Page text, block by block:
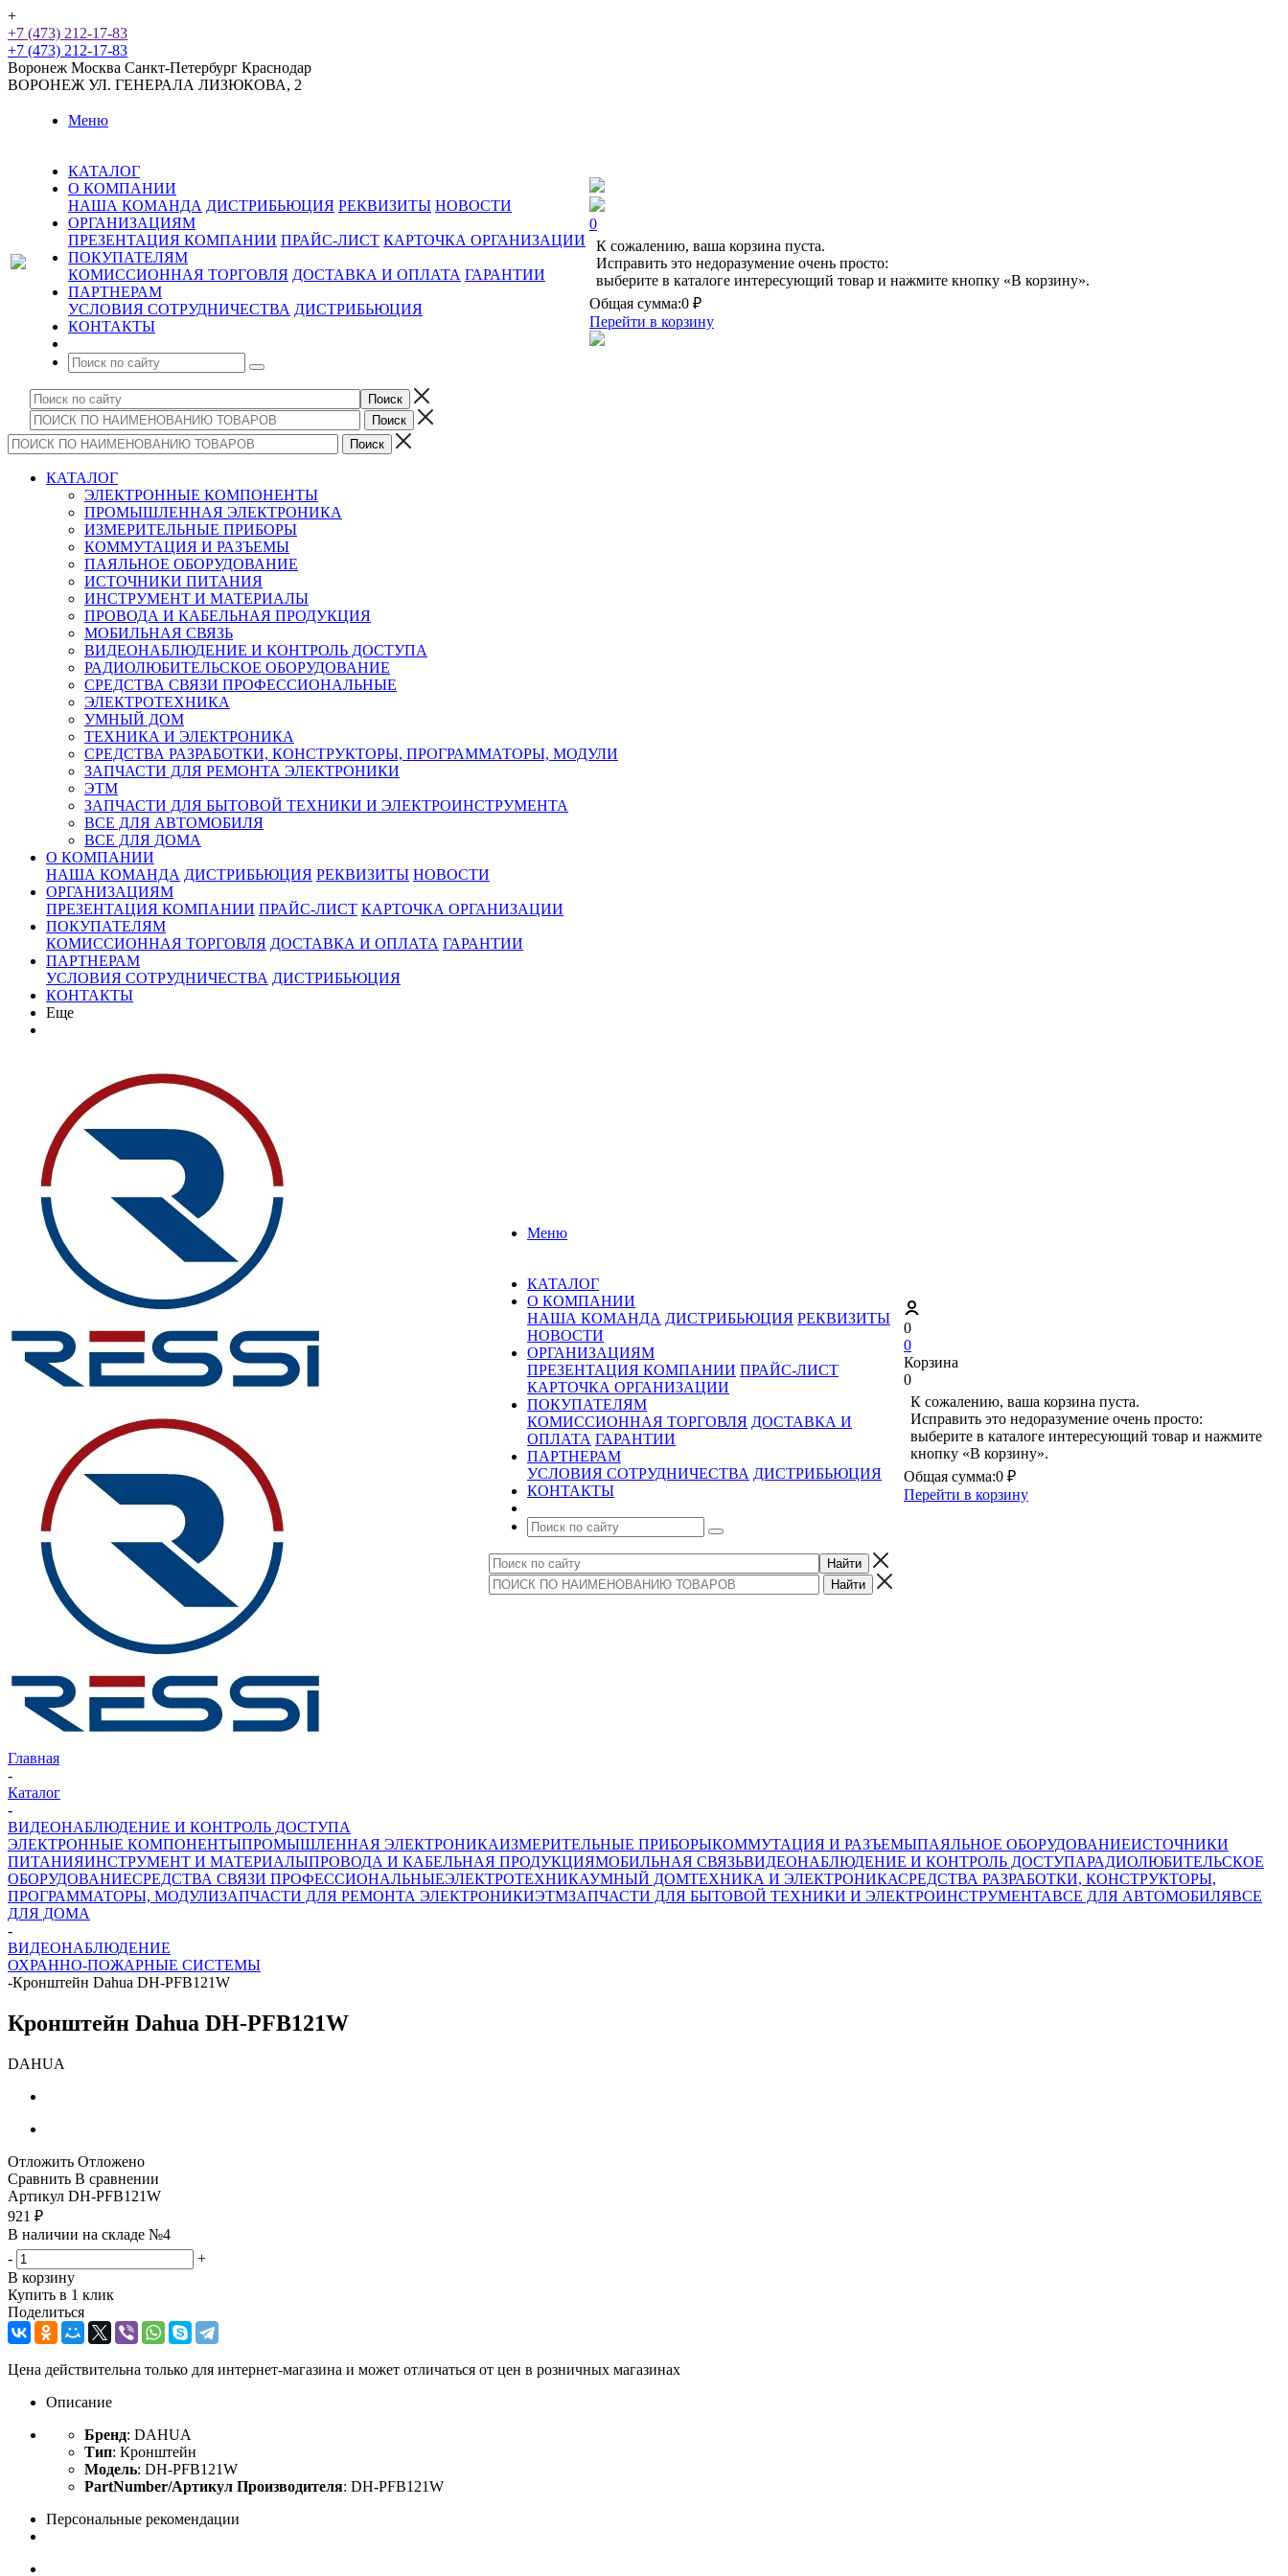
+
+7 (473) 212-17-83
+7 (473) 212-17-83
Воронеж Москва Санкт-Петербург Краснодар
ВОРОНЕЖ УЛ. ГЕНЕРАЛА ЛИЗЮКОВА, 2
Меню
КАТАЛОГ
О КОМПАНИИ
НАША КОМАНДА ДИСТРИБЬЮЦИЯ РЕКВИЗИТЫ НОВОСТИ
ОРГАНИЗАЦИЯМ
ПРЕЗЕНТАЦИЯ КОМПАНИИ ПРАЙС-ЛИСТ КАРТОЧКА ОРГАНИЗАЦИИ
ПОКУПАТЕЛЯМ
КОМИССИОННАЯ ТОРГОВЛЯ ДОСТАВКА И ОПЛАТА ГАРАНТИИ
ПАРТНЕРАМ
УСЛОВИЯ СОТРУДНИЧЕСТВА ДИСТРИБЬЮЦИЯ
КОНТАКТЫ
0
К сожалению, ваша корзина пуста.
Исправить это недоразумение очень просто:
выберите в каталоге интересующий товар и нажмите кнопку «В корзину».
Общая сумма:0 ₽
Перейти в корзину
КАТАЛОГ
ЭЛЕКТРОННЫЕ КОМПОНЕНТЫ
ПРОМЫШЛЕННАЯ ЭЛЕКТРОНИКА
ИЗМЕРИТЕЛЬНЫЕ ПРИБОРЫ
КОММУТАЦИЯ И РАЗЪЕМЫ
ПАЯЛЬНОЕ ОБОРУДОВАНИЕ
ИСТОЧНИКИ ПИТАНИЯ
ИНСТРУМЕНТ И МАТЕРИАЛЫ
ПРОВОДА И КАБЕЛЬНАЯ ПРОДУКЦИЯ
МОБИЛЬНАЯ СВЯЗЬ
ВИДЕОНАБЛЮДЕНИЕ И КОНТРОЛЬ ДОСТУПА
РАДИОЛЮБИТЕЛЬСКОЕ ОБОРУДОВАНИЕ
СРЕДСТВА СВЯЗИ ПРОФЕССИОНАЛЬНЫЕ
ЭЛЕКТРОТЕХНИКА
УМНЫЙ ДОМ
ТЕХНИКА И ЭЛЕКТРОНИКА
СРЕДСТВА РАЗРАБОТКИ, КОНСТРУКТОРЫ, ПРОГРАММАТОРЫ, МОДУЛИ
ЗАПЧАСТИ ДЛЯ РЕМОНТА ЭЛЕКТРОНИКИ
ЭТМ
ЗАПЧАСТИ ДЛЯ БЫТОВОЙ ТЕХНИКИ И ЭЛЕКТРОИНСТРУМЕНТА
ВСЕ ДЛЯ АВТОМОБИЛЯ
ВСЕ ДЛЯ ДОМА
О КОМПАНИИ
НАША КОМАНДА ДИСТРИБЬЮЦИЯ РЕКВИЗИТЫ НОВОСТИ
ОРГАНИЗАЦИЯМ
ПРЕЗЕНТАЦИЯ КОМПАНИИ ПРАЙС-ЛИСТ КАРТОЧКА ОРГАНИЗАЦИИ
ПОКУПАТЕЛЯМ
КОМИССИОННАЯ ТОРГОВЛЯ ДОСТАВКА И ОПЛАТА ГАРАНТИИ
ПАРТНЕРАМ
УСЛОВИЯ СОТРУДНИЧЕСТВА ДИСТРИБЬЮЦИЯ
КОНТАКТЫ
Еще
Меню
КАТАЛОГ
О КОМПАНИИ
НАША КОМАНДА ДИСТРИБЬЮЦИЯ РЕКВИЗИТЫ
НОВОСТИ
ОРГАНИЗАЦИЯМ
ПРЕЗЕНТАЦИЯ КОМПАНИИ ПРАЙС-ЛИСТ
КАРТОЧКА ОРГАНИЗАЦИИ
ПОКУПАТЕЛЯМ
КОМИССИОННАЯ ТОРГОВЛЯ ДОСТАВКА И
ОПЛАТА ГАРАНТИИ
ПАРТНЕРАМ
УСЛОВИЯ СОТРУДНИЧЕСТВА ДИСТРИБЬЮЦИЯ
КОНТАКТЫ
0
0
Корзина
0
К сожалению, ваша корзина пуста.
Исправить это недоразумение очень просто:
выберите в каталоге интересующий товар и нажмите
кнопку «В корзину».
Общая сумма:0 ₽
Перейти в корзину
Главная
-
Каталог
-
ВИДЕОНАБЛЮДЕНИЕ И КОНТРОЛЬ ДОСТУПА
ЭЛЕКТРОННЫЕ КОМПОНЕНТЫПРОМЫШЛЕННАЯ ЭЛЕКТРОНИКАИЗМЕРИТЕЛЬНЫЕ ПРИБОРЫКОММУТАЦИЯ И РАЗЪЕМЫПАЯЛЬНОЕ ОБОРУДОВАНИЕИСТОЧНИКИ
ПИТАНИЯИНСТРУМЕНТ И МАТЕРИАЛЫПРОВОДА И КАБЕЛЬНАЯ ПРОДУКЦИЯМОБИЛЬНАЯ СВЯЗЬВИДЕОНАБЛЮДЕНИЕ И КОНТРОЛЬ ДОСТУПАРАДИОЛЮБИТЕЛЬСКОЕ
ОБОРУДОВАНИЕСРЕДСТВА СВЯЗИ ПРОФЕССИОНАЛЬНЫЕЭЛЕКТРОТЕХНИКАУМНЫЙ ДОМТЕХНИКА И ЭЛЕКТРОНИКАСРЕДСТВА РАЗРАБОТКИ, КОНСТРУКТОРЫ,
ПРОГРАММАТОРЫ, МОДУЛИЗАПЧАСТИ ДЛЯ РЕМОНТА ЭЛЕКТРОНИКИЭТМЗАПЧАСТИ ДЛЯ БЫТОВОЙ ТЕХНИКИ И ЭЛЕКТРОИНСТРУМЕНТАВСЕ ДЛЯ АВТОМОБИЛЯВСЕ
ДЛЯ ДОМА
-
ВИДЕОНАБЛЮДЕНИЕ
ОХРАННО-ПОЖАРНЫЕ СИСТЕМЫ
-Кронштейн Dahua DH-PFB121W
Кронштейн Dahua DH-PFB121W
DAHUA
Отложить Отложено
Сравнить В сравнении
Артикул DH-PFB121W
921 ₽
В наличии на складе №4
-
+
В корзину
Купить в 1 клик
Поделиться
Цена действительна только для интернет-магазина и может отличаться от цен в розничных магазинах
Описание
Бренд: DAHUA
Тип: Кронштейн
Модель: DH-PFB121W
PartNumber/Артикул Производителя: DH-PFB121W
Персональные рекомендации